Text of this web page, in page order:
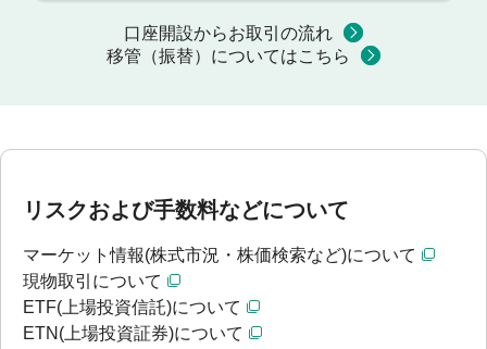
口座開設からお取引の流れ
移管（振替）についてはこちら
リスクおよび手数料などについて
マーケット情報(株式市況・株価検索など)について
現物取引について
ETF(上場投資信託)について
ETN(上場投資証券)について